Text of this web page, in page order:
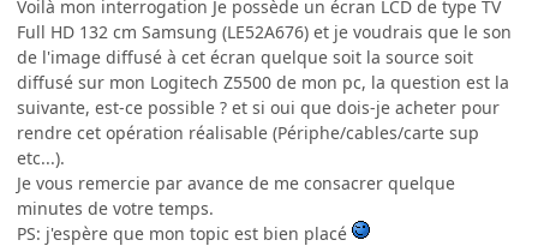
Voilà mon interrogation Je possède un écran LCD de type TV
Full HD 132 cm Samsung (LE52A676) et je voudrais que le son
de l'image diffusé à cet écran quelque soit la source soit
diffusé sur mon Logitech Z5500 de mon pc, la question est la
suivante, est-ce possible ? et si oui que dois-je acheter pour
rendre cet opération réalisable (Périphe/cables/carte sup
etc...).
Je vous remercie par avance de me consacrer quelque
minutes de votre temps.
PS: j'espère que mon topic est bien placé